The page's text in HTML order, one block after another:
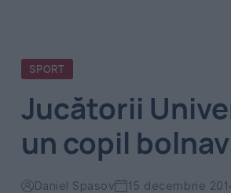
SPORT
Jucătorii
un copil
Daniel Spasov 15 decembrie